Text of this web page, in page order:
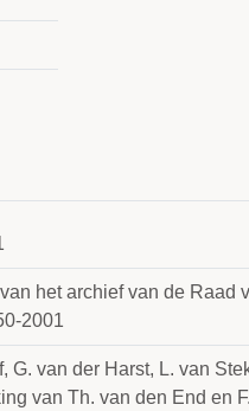
van het archief van de
2001
G. van der Harst, L. van
van Th. van den End en